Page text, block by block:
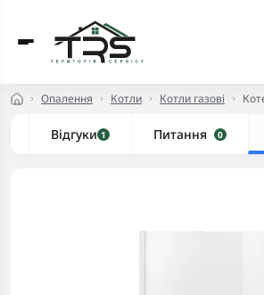
Опалення Котли Котли газові
Відгуки 1 Питання 0